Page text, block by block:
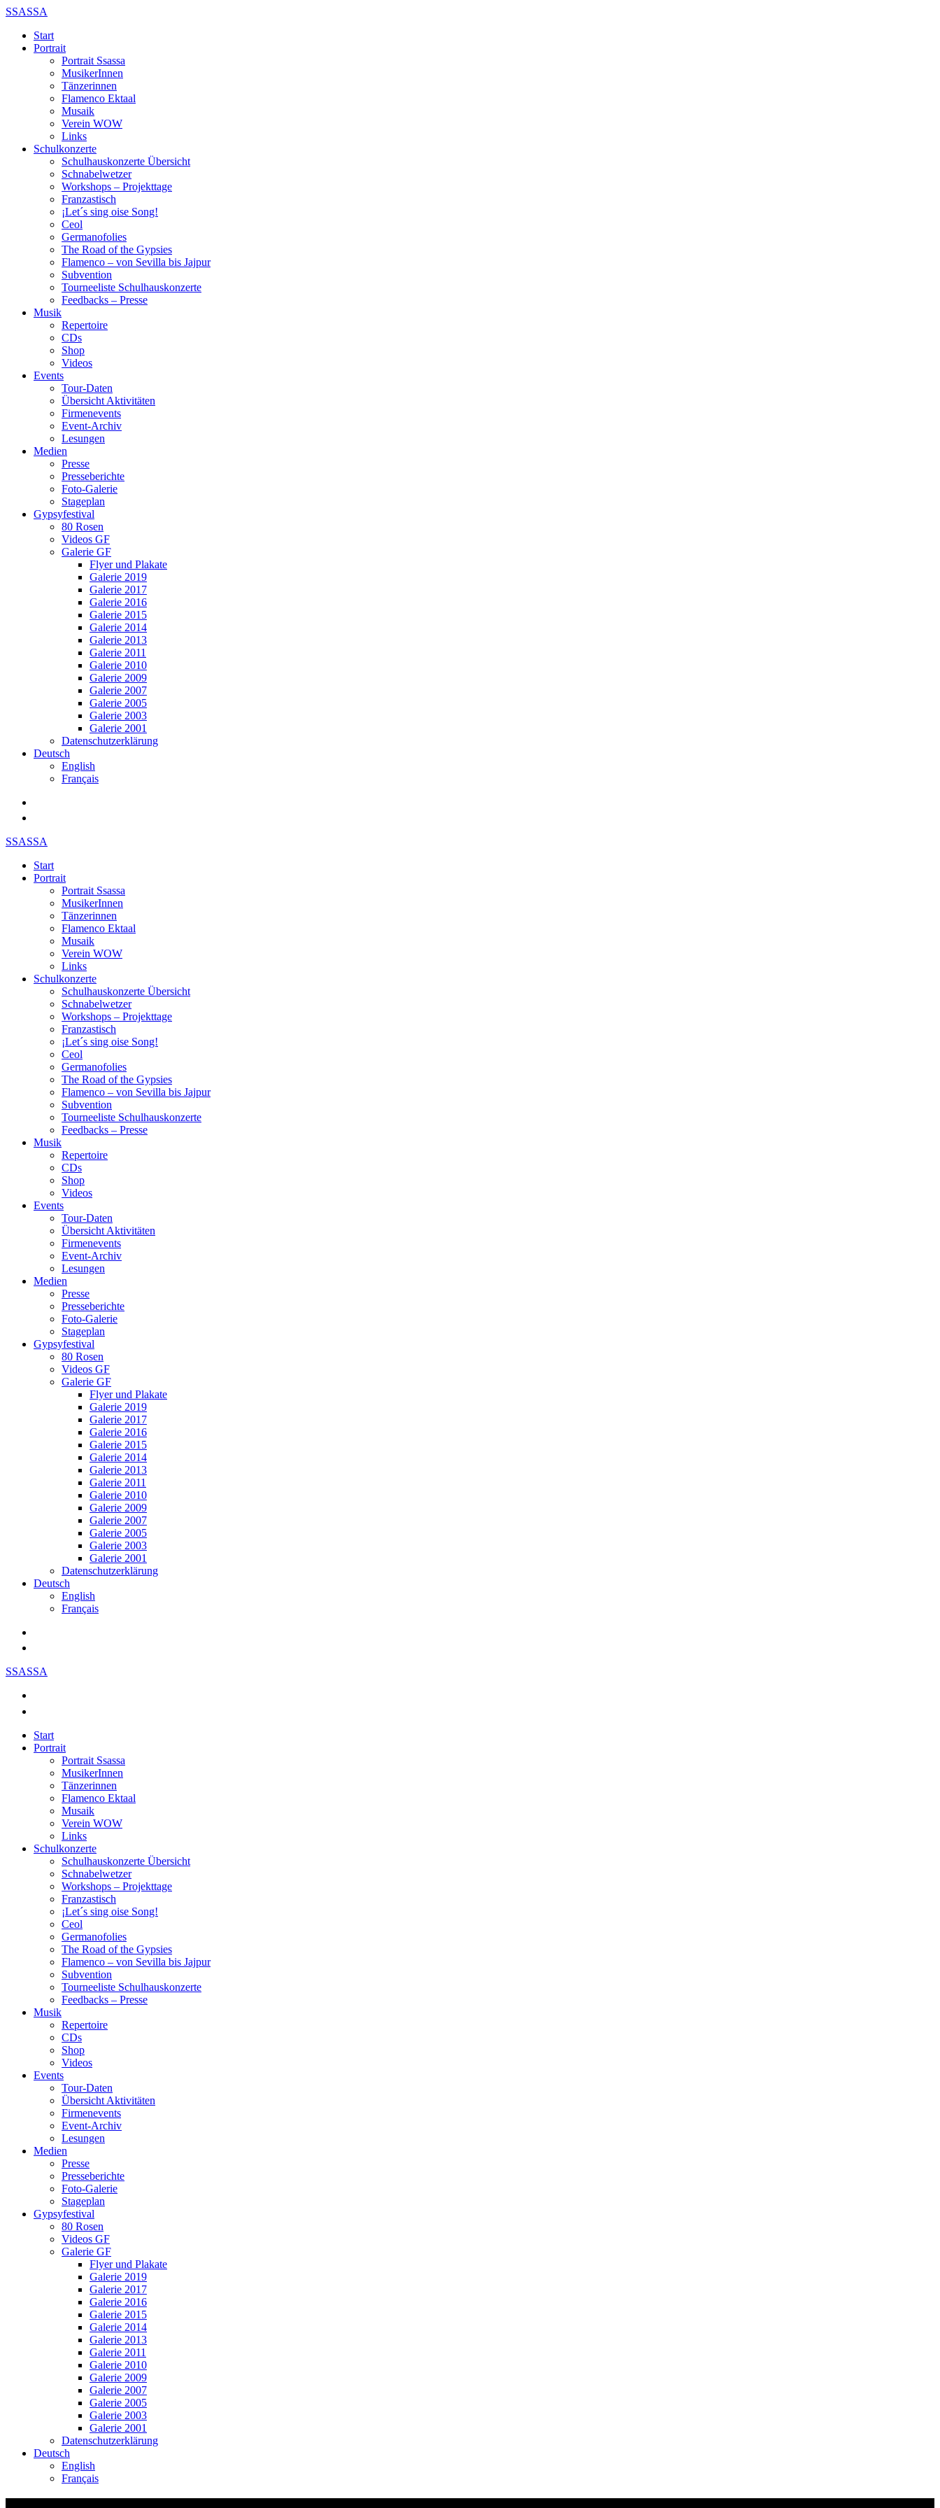
SSASSA
Start
Portrait
Portrait Ssassa
MusikerInnen
Tänzerinnen
Flamenco Ektaal
Musaik
Verein WOW
Links
Schulkonzerte
Schulhauskonzerte Übersicht
Schnabelwetzer
Workshops – Projekttage
Franzastisch
¡Let´s sing oise Song!
Ceol
Germanofolies
The Road of the Gypsies
Flamenco – von Sevilla bis Jajpur
Subvention
Tourneeliste Schulhauskonzerte
Feedbacks – Presse
Musik
Repertoire
CDs
Shop
Videos
Events
Tour-Daten
Übersicht Aktivitäten
Firmenevents
Event-Archiv
Lesungen
Medien
Presse
Presseberichte
Foto-Galerie
Stageplan
Gypsyfestival
80 Rosen
Videos GF
Galerie GF
Flyer und Plakate
Galerie 2019
Galerie 2017
Galerie 2016
Galerie 2015
Galerie 2014
Galerie 2013
Galerie 2011
Galerie 2010
Galerie 2009
Galerie 2007
Galerie 2005
Galerie 2003
Galerie 2001
Datenschutzerklärung
Deutsch
English
Français
SSASSA
Start
Portrait
Portrait Ssassa
MusikerInnen
Tänzerinnen
Flamenco Ektaal
Musaik
Verein WOW
Links
Schulkonzerte
Schulhauskonzerte Übersicht
Schnabelwetzer
Workshops – Projekttage
Franzastisch
¡Let´s sing oise Song!
Ceol
Germanofolies
The Road of the Gypsies
Flamenco – von Sevilla bis Jajpur
Subvention
Tourneeliste Schulhauskonzerte
Feedbacks – Presse
Musik
Repertoire
CDs
Shop
Videos
Events
Tour-Daten
Übersicht Aktivitäten
Firmenevents
Event-Archiv
Lesungen
Medien
Presse
Presseberichte
Foto-Galerie
Stageplan
Gypsyfestival
80 Rosen
Videos GF
Galerie GF
Flyer und Plakate
Galerie 2019
Galerie 2017
Galerie 2016
Galerie 2015
Galerie 2014
Galerie 2013
Galerie 2011
Galerie 2010
Galerie 2009
Galerie 2007
Galerie 2005
Galerie 2003
Galerie 2001
Datenschutzerklärung
Deutsch
English
Français
SSASSA
Start
Portrait
Portrait Ssassa
MusikerInnen
Tänzerinnen
Flamenco Ektaal
Musaik
Verein WOW
Links
Schulkonzerte
Schulhauskonzerte Übersicht
Schnabelwetzer
Workshops – Projekttage
Franzastisch
¡Let´s sing oise Song!
Ceol
Germanofolies
The Road of the Gypsies
Flamenco – von Sevilla bis Jajpur
Subvention
Tourneeliste Schulhauskonzerte
Feedbacks – Presse
Musik
Repertoire
CDs
Shop
Videos
Events
Tour-Daten
Übersicht Aktivitäten
Firmenevents
Event-Archiv
Lesungen
Medien
Presse
Presseberichte
Foto-Galerie
Stageplan
Gypsyfestival
80 Rosen
Videos GF
Galerie GF
Flyer und Plakate
Galerie 2019
Galerie 2017
Galerie 2016
Galerie 2015
Galerie 2014
Galerie 2013
Galerie 2011
Galerie 2010
Galerie 2009
Galerie 2007
Galerie 2005
Galerie 2003
Galerie 2001
Datenschutzerklärung
Deutsch
English
Français